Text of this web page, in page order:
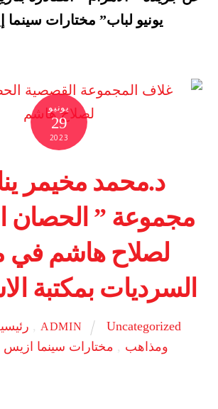
يونيو لباب” مختارات
يونيو
29
2023
د.محمد مخيمر
مجموعة ” الحصان
لصلاح هاشم في
السرديات بمكتبة
ADMIN Uncategorized
,
ومذاهب , مختارات سينما ازيس